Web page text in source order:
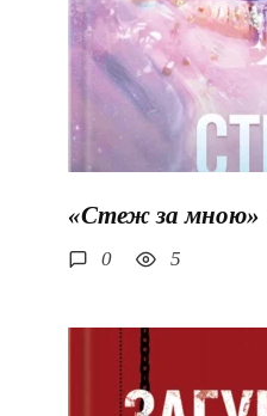
«Стеж за мною»
0 5